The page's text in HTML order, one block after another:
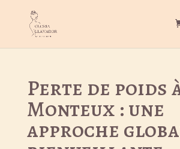
Perte de poids
Monteux : une
approche